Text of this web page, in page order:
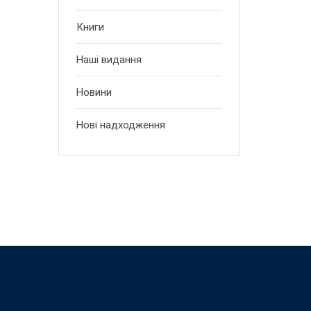
Книги
Наші видання
Новини
Нові надходження